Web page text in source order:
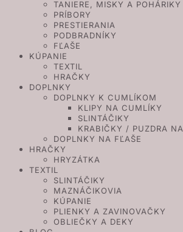
TANIERE, MISKY A POHÁRIKY
PRÍBORY
PRESTIERANIA
PODBRADNÍKY
FĽAŠE
KÚPANIE
TEXTIL
HRAČKY
DOPLNKY
DOPLNKY K CUMLÍKOM
KLIPY NA CUMLÍKY
SLINTÁČIKY
KRABIČKY / PUZDRA
DOPLNKY NA FĽAŠE
HRAČKY
HRYZÁTKA
TEXTIL
SLINTÁČIKY
MAZNÁČIKOVIA
KÚPANIE
PLIENKY A ZAVINOVAČKY
OBLIEČKY A DEKY